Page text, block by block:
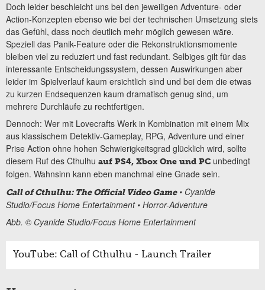
Doch leider beschleicht uns bei den jeweiligen Adventure- oder
Action-Konzepten ebenso wie bei der technischen Umsetzung stets
das Gefühl, dass noch deutlich mehr möglich gewesen wäre.
Speziell das Panik-Feature oder die Rekonstruktionsmomente
bleiben viel zu reduziert und fast redundant. Selbiges gilt für das
interessante Entscheidungssystem, dessen Auswirkungen aber
leider im Spielverlauf kaum ersichtlich sind und bei dem die etwas
zu kurzen Endsequenzen kaum dramatisch genug sind, um
mehrere Durchläufe zu rechtfertigen.
Dennoch: Wer mit Lovecrafts Werk in Kombination mit einem Mix
aus klassischem Detektiv-Gameplay, RPG, Adventure und einer
Prise Action ohne hohen Schwierigkeitsgrad glücklich wird, sollte
diesem Ruf des Cthulhu auf PS4, Xbox One und PC unbedingt
folgen. Wahnsinn kann eben manchmal eine Gnade sein.
Call of Cthulhu: The Official Video Game• Cyanide
Studio/Focus Home Entertainment • Horror-Adventure
Abb. © Cyanide Studio/Focus Home Entertainment
YouTube: Call of Cthulhu - Launch Trailer